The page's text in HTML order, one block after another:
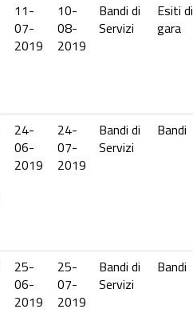
11-
07-
2019
10-
08-
2019
Bandi di
Servizi
Esiti di
gara
24-
06-
2019
24-
07-
2019
Bandi di
Servizi
Bandi
25-
06-
2019
25-
07-
2019
Bandi di
Servizi
Bandi